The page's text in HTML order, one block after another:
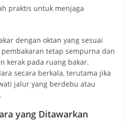
praktis untuk menjaga
dengan oktan yang sesuai
tetap sempurna dan
kerak pada ruang bakar.
secara berkala, terutama jika
jalur yang berdebu atau
yang Ditawarkan